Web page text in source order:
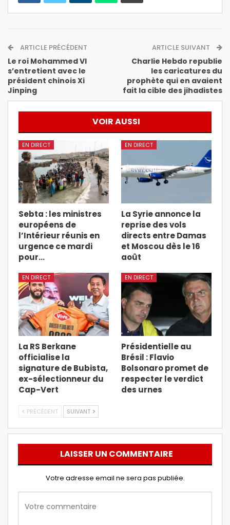
ARTICLE PRÉCÉDENT
Le roi Mohammed VI
s’entretient avec le
président chinois Xi
Jinping
ARTICLE SUIVANT
Charlie Hebdo republie
les caricatures du
prophète qui en avaient
fait la cible des jihadistes
VOIR AUSSI
EN DIRECT
Sebta : les ministres
européens de
l’Intérieur réunis en
urgence ce mardi
pour…
EN DIRECT
La Syrie annonce la
reprise des vols
directs entre Damas
et Moscou dès le 16
août
EN DIRECT
La RS Berkane
officialise la
signature de Bubista,
ex-sélectionneur du
Cap-Vert
EN DIRECT
Présidentielle au
Brésil : Flavio
Bolsonaro promet de
respecter le verdict
des urnes
PRÉCÉDENT SUIVANT
LAISSER UN COMMENTAIRE
Votre adresse email ne sera pas publiée.